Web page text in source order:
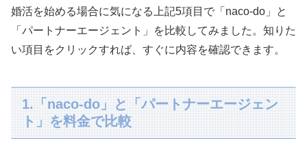
婚活を始める場合に気になる上記5項目で「naco-do」と
「パートナーエージェント」を比較してみました。知りた
い項目をクリックすれば、すぐに内容を確認できます。
1.「naco-do」と「パートナーエージェン
ト」を料金で比較